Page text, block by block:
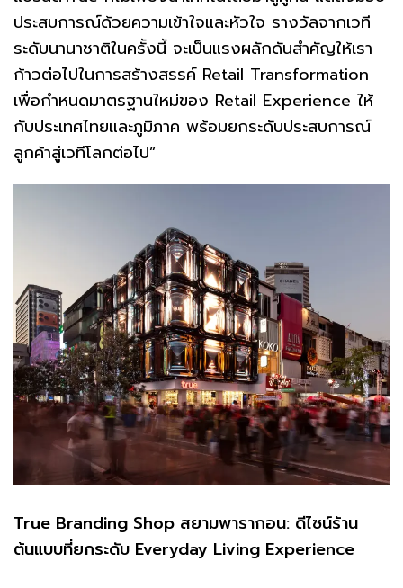
ประสบการณ์ด้วยความเข้าใจและหัวใจ รางวัลจากเวที
ระดับนานาชาติในครั้งนี้ จะเป็นแรงผลักดันสำคัญให้เรา
ก้าวต่อไปในการสร้างสรรค์ Retail Transformation
เพื่อกำหนดมาตรฐานใหม่ของ Retail Experience ให้
กับประเทศไทยและภูมิภาค พร้อมยกระดับประสบการณ์
ลูกค้าสู่เวทีโลกต่อไป”
True Branding Shop สยามพารากอน: ดีไซน์ร้าน
ต้นแบบที่ยกระดับ Everyday Living Experience